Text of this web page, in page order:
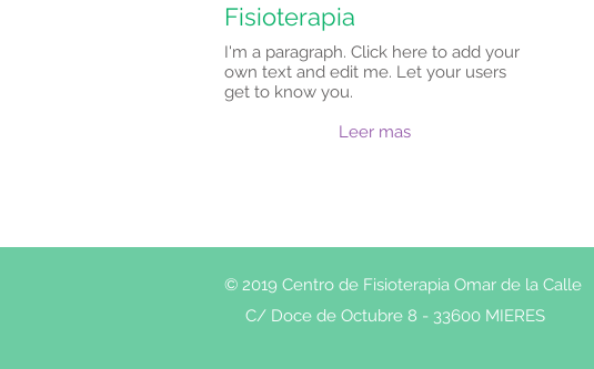
Fisioterapia
I'm a paragraph. Click here to add your
own text and edit me. Let your users
get to know you.
Leer mas
© 2019 Centro de Fisioterapia Omar de la Calle
C/ Doce de Octubre 8 - 33600 MIERES